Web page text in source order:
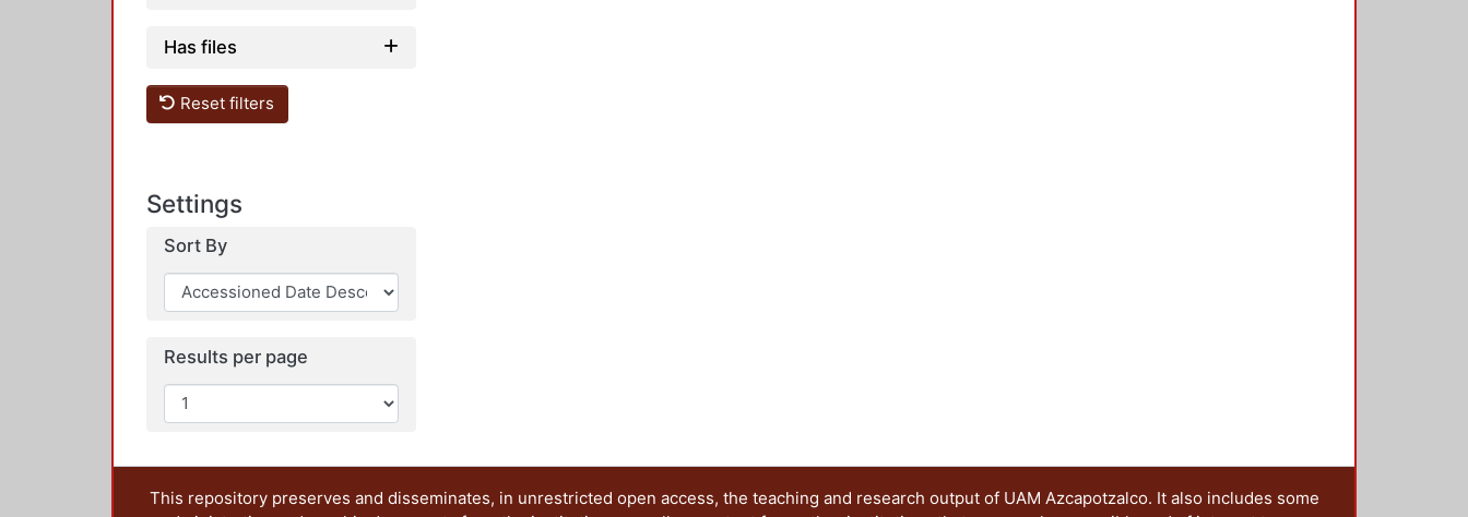
Has files
Reset filters
Settings
Sort By
Results per page
This repository preserves and disseminates, in unrestricted open access, the teaching and research output of UAM Azcapotzalco. It also includes some